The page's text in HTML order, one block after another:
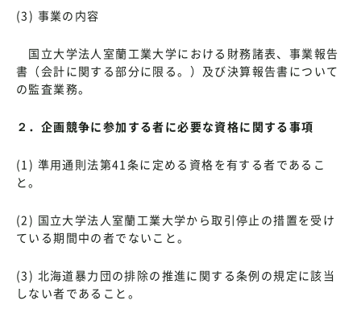
(3) 事業の内容
国立大学法人室蘭工業大学における財務諸表、事業報告
書（会計に関する部分に限る。）及び決算報告書について
の監査業務。
２．企画競争に参加する者に必要な資格に関する事項
(1) 準用通則法第41条に定める資格を有する者であるこ
と。
(2) 国立大学法人室蘭工業大学から取引停止の措置を受け
ている期間中の者でないこと。
(3) 北海道暴力団の排除の推進に関する条例の規定に該当
しない者であること。